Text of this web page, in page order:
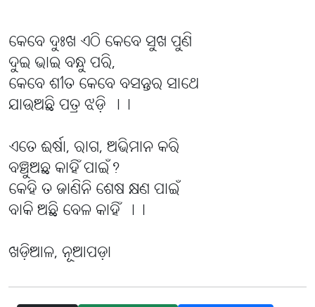
କେବେ ଦୁଃଖ ଏଠି କେବେ ସୁଖ ପୁଣି
ଦୁଇ ଭାଇ ବନ୍ଧୁ ପରି,
କେବେ ଶୀତ କେବେ ବସନ୍ତର ସାଥେ
ଯାଉଅଛି ପତ୍ର ଝଡ଼ି ।।
ଏତେ ଈର୍ଷା, ରାଗ, ଅଭିମାନ କରି
ବଞ୍ଚୁଅଛ କାହିଁ ପାଇଁ?
କେହି ତ ଜାଣିନି ଶେଷ କ୍ଷଣ ପାଇଁ
ବାକି ଅଛି ବେଳ କାହିଁ ।।
ଖଡ଼ିଆଳ, ନୂଆପଡ଼ା